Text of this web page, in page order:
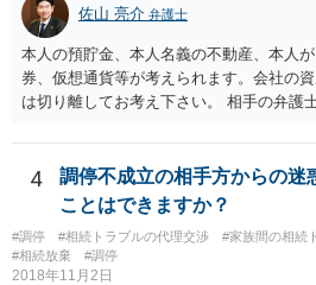
佐山 亮介 弁護士
本人の預貯金、本人名義の不動産、本人
券、仮想通貨等が考えられます。会社の
は切り離してお考え下さい。 相手の弁護
意に開示を求め、応じなければ「調査嘱
行等に照会をかけることになるでしょう
でいなければ市役所ないし区役所に、お
かる戸籍一式を揃えてもちこみ、「名寄
分かると思います。遺産分割協議書の偽
てしまっている場合は、住所などに当た
4
調停不成立の相手方からの迷
ことはできますか？
#調停 #相続トラブルの代理交渉 #家族間の相続
#相続放棄
#調停
2018年11月2日